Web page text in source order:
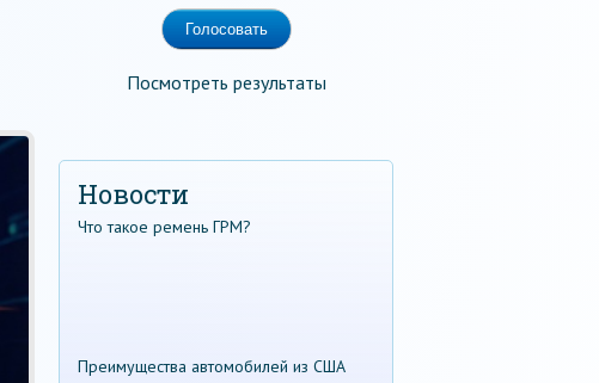
Посмотреть результаты
Новости
Что такое ремень ГРМ?
Преимущества автомобилей из США